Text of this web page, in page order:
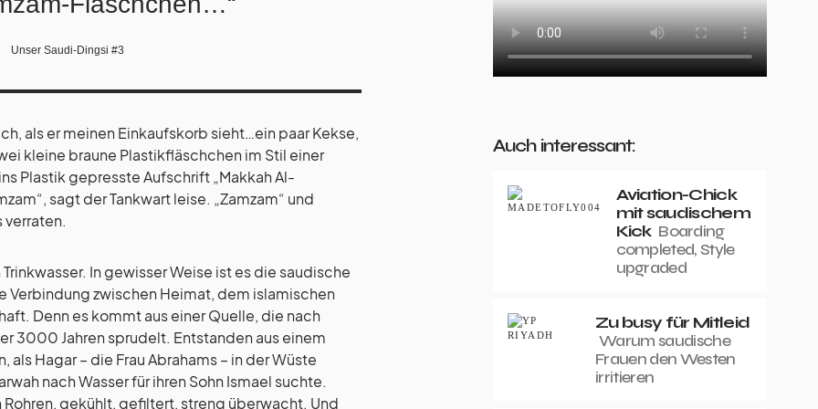
Unser Saudi-Dingsi #3
als er meinen Einkaufskorb sieht…ein paar Kekse,
kleine braune Plastikfläschchen im Stil einer
Plastik gepresste Aufschrift „Makkah Al-
sagt der Tankwart leise. „Zamzam“ und
verraten.
In gewisser Weise ist es die saudische
Verbindung zwischen Heimat, dem islamischen
Denn es kommt aus einer Quelle, die nach
3000 Jahren sprudelt. Entstanden aus einem
Hagar – die Frau Abrahams – in der Wüste
nach Wasser für ihren Sohn Ismael suchte.
gekühlt, gefiltert, streng überwacht. Und
Auch interessant:
Aviation-Chick
mit saudischem
Kick Boarding
completed, Style
upgraded
Zu busy für Mitleid
Warum saudische
Frauen den Westen
irritieren